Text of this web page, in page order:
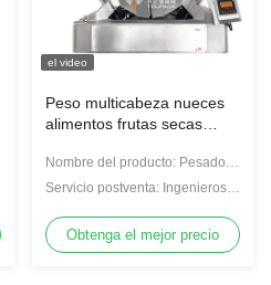
el video
Peso multicabeza nueces
alimentos frutas secas
dulces galletas bananas
papas fritas cremallera
máquina
Nombre del producto: Pesadora
multicabezal
Servicio postventa: Ingenieros
máquinas en el extranjero
Obtenga el mejor precio